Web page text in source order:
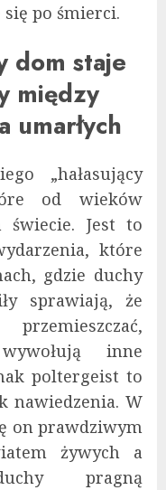
po śmierci.
dom staje
między
umarłych
„hałasujący
od wieków
świecie. Jest to
które
gdzie duchy
sprawiają, że
inne
poltergeist to
nawiedzenia. W
on prawdziwym
żywych a
pragną